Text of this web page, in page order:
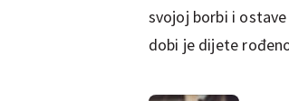
svojoj borbi i
dobi je dijete